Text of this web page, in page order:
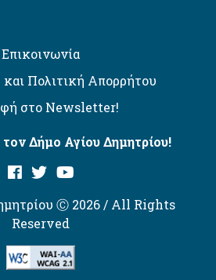
Επικοινωνία
Πολιτική Απορρήτου
στο Newsletter!
τον Δήμο Αγίου Δημητρίου!
Ⓒ 2026 / All Rights
Reserved